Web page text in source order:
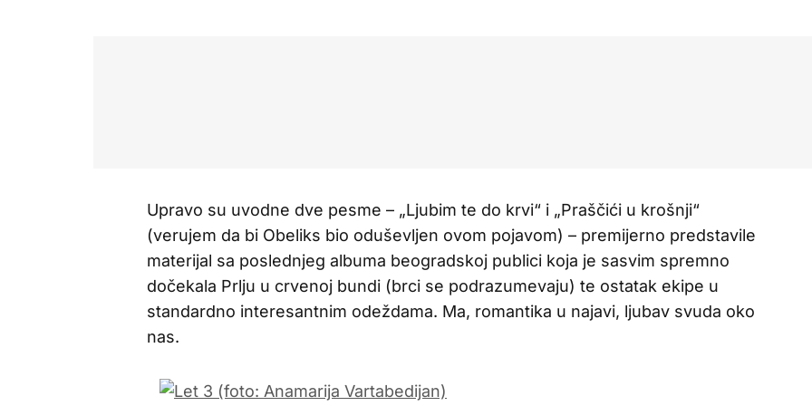
Upravo su uvodne dve pesme – „Ljubim te do krvi“ i „Praščići u krošnji“
(verujem da bi Obeliks bio oduševljen ovom pojavom) – premijerno predstavile
materijal sa poslednjeg albuma beogradskoj publici koja je sasvim spremno
dočekala Prlju u crvenoj bundi (brci se podrazumevaju) te ostatak ekipe u
standardno interesantnim odeždama. Ma, romantika u najavi, ljubav svuda oko
nas.